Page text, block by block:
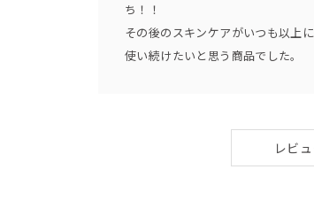
ち！！
その後のスキンケアがいつも以上
使い続けたいと思う商品でした。
レビ